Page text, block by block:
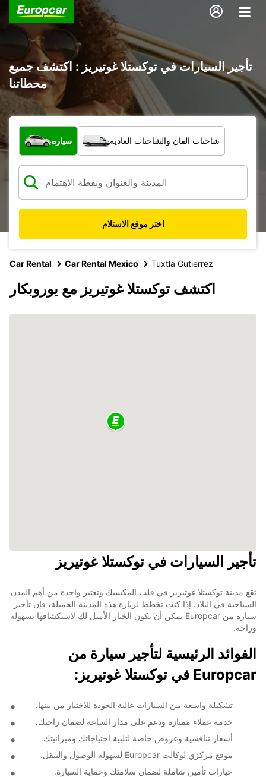
تأجير السيارات في توكستلا غوتيريز : اكتشف جميع
محطاتنا
ما نوع المركبة؟
سيارة شاحنات الفان والشاحنات العادية
اختر موقع الاستلام
Car Rental Car Rental Mexico Tuxtla Gutierrez
اكتشف توكستلا غوتيريز مع يوروبكار
تأجير السيارات في توكستلا غوتيريز
تقع مدينة توكستلا غوتيريز في قلب المكسيك وتعتبر واحدة من أهم المدن
السياحية في البلاد. إذا كنت تخطط لزيارة هذه المدينة الجميلة، فإن تأجير
سيارة من Europcar يمكن أن يكون الخيار الأمثل لك لاستكشافها بسهولة
وراحة.
الفوائد الرئيسية لتأجير سيارة من
Europcar في توكستلا غوتيريز:
تشكيلة واسعة من السيارات عالية الجودة للاختيار من بينها.
خدمة عملاء ممتازة ودعم على مدار الساعة لضمان راحتك.
أسعار تنافسية وعروض خاصة لتلبية احتياجاتك وميزانيتك.
موقع مركزي لوكالت Europcar لسهولة الوصول والتنقل.
خيارات تأمين شاملة لضمان سلامتك وحماية السيارة.